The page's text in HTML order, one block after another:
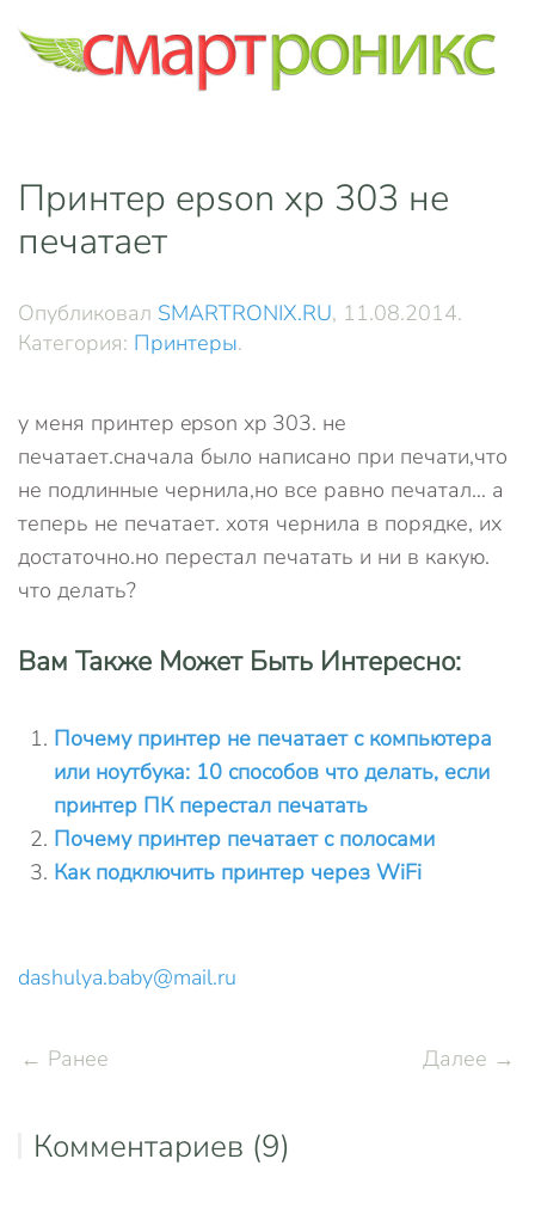
Skip to main content
Принтер epson xp 303 не
печатает
Опубликовал SMARTRONIX.RU, 11.08.2014.
Категория: Принтеры.
у меня принтер epson xp 303. не
печатает.сначала было написано при печати,что
не подлинные чернила,но все равно печатал… а
теперь не печатает. хотя чернила в порядке, их
достаточно.но перестал печатать и ни в какую.
что делать?
Вам Также Может Быть Интересно:
Почему принтер не печатает с компьютера
или ноутбука: 10 способов что делать, если
принтер ПК перестал печатать
Почему принтер печатает с полосами
Как подключить принтер через WiFi
dashulya.baby@mail.ru
← Ранее Далее →
Комментариев (9)